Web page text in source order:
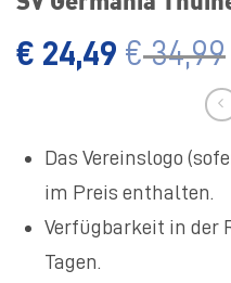
€ 24,49 €34,99
Das Vereinslogo
im Preis enthalten.
Verfügbarkeit in der
Tagen.